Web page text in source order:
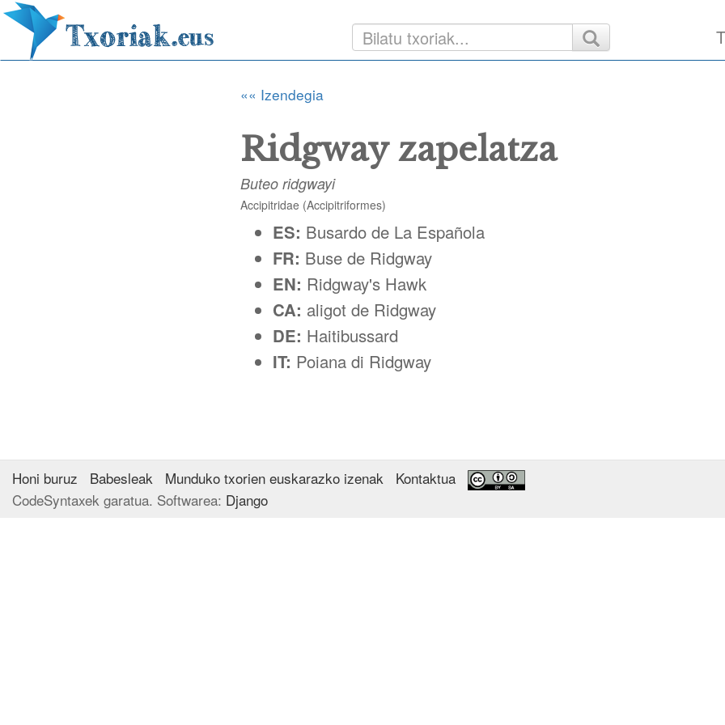
«« Izendegia
Ridgway zapelatza
Buteo ridgwayi
Accipitridae (Accipitriformes)
ES: Busardo de La Española
FR: Buse de Ridgway
EN: Ridgway's Hawk
CA: aligot de Ridgway
DE: Haitibussard
IT: Poiana di Ridgway
Honi buruz Babesleak Munduko txorien euskarazko izenak
Kontaktua
CodeSyntaxek garatua. Softwarea: Django